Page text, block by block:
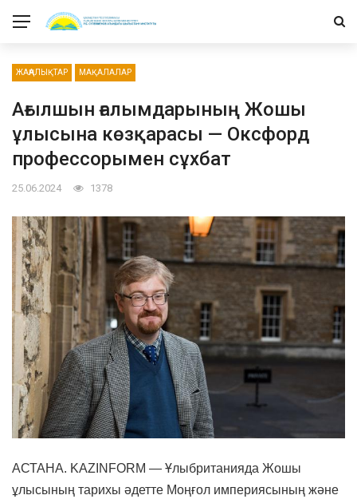
ЖАҢАЛЫҚТАР МАҚАЛАЛАР
Ағылшын ғалымдарының Жошы
ұлысына көзқарасы — Оксфорд
профессорымен сұхбат
25.06.2024 1378
АСТАНА. KAZINFORM — Ұлыбританияда Жошы
ұлысының тарихы әдетте Моңғол империясының және